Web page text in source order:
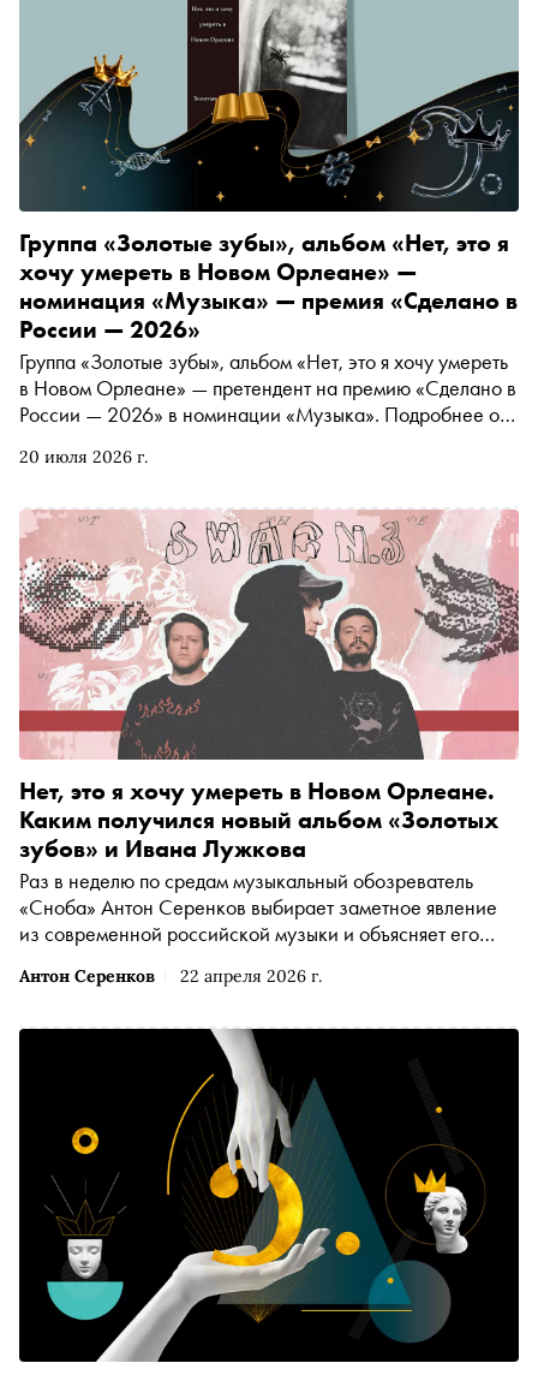
20 июля 2026 г.
Группа «Золотые зубы», альбом «Нет, это я
хочу умереть в Новом Орлеане» —
номинация «Музыка» — премия «Сделано в
России — 2026»
Группа «Золотые зубы», альбом «Нет, это я хочу умереть
в Новом Орлеане» — претендент на премию «Сделано в
России — 2026» в номинации «Музыка». Подробнее о
Антон Серенков 22 апреля 2026 г.
Нет, это я хочу умереть в Новом Орлеане.
Каким получился новый альбом «Золотых
зубов» и Ивана Лужкова
Раз в неделю по средам музыкальный обозреватель
«Сноба» Антон Серенков выбирает заметное явление
из современной российской музыки и объясняет его
Зубов» и Ивана Лужкова — заторможенную комедию
слоукор